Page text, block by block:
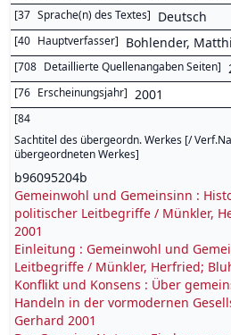
[37 Sprache(n) des Textes] Deutsch
[40 Hauptverfasser] Bohlender,
[708 Detaillierte Quellenangaben Seiten]
[76 Erscheinungsjahr] 2001
[84
Sachtitel des übergeordn. Werkes [/
übergeordneten Werkes]
b96095204b
Gemeinwohl und Gemeinsinn :
politischer Leitbegriffe / Münkler,
2001
Einleitung : Gemeinwohl und
Leitbegriffe / Münkler, Herfried;
Konflikt und Konsens : Über
Handeln in der vormodernen
Gerhard 2001